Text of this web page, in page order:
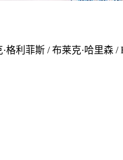
格利菲斯 / 布莱克·哈里森 /